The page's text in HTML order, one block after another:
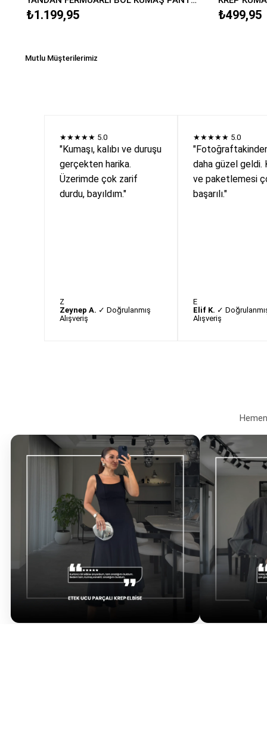
₺1.199,95 ₺499,95
Mutlu Müşterilerimiz
★★★★★ 5.0
"Kumaşı, kalıbı ve duruşu
gerçekten harika.
Üzerimde çok zarif
durdu, bayıldım."
Z
Zeynep A. ✓ Doğrulanmış
Alışveriş
★★★★★ 5.0
daha güzel geldi.
ve paketlemesi
başarılı."
E
Elif K. ✓
Alışveriş